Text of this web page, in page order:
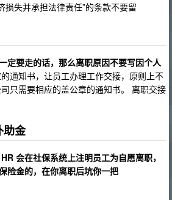
损失并承担法律责任”的条款不要留
定要走的话，那么离职原因不要写因个人
通知书，让员工办理工作交接，原则上不
只需要相应的盖公章的通知书。 离职交接
助金
会在社保系统上注明员工为自愿离职，
险金的，在你离职后坑你一把